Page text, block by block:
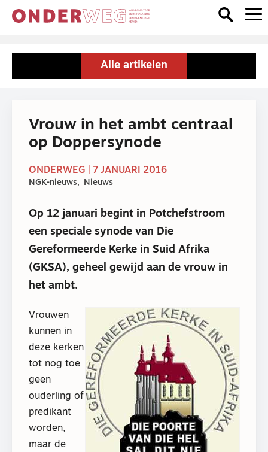
Alle artikelen
Vrouw in het ambt centraal
op Doppersynode
ONDERWEG | 7 JANUARI 2016
NGK-nieuws Nieuws
Op 12 januari begint in Potchefstroom
een speciale synode van Die
Gereformeerde Kerke in Suid Afrika
(GKSA), geheel gewijd aan de vrouw in
het ambt.
Vrouwen
kunnen in
deze kerken
tot nog toe
geen
ouderling of
predikant
worden,
maar de